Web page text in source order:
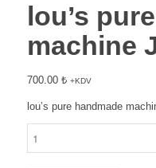
lou’s
machine
700.00 ₺ +KDV
lou’s pure handmade